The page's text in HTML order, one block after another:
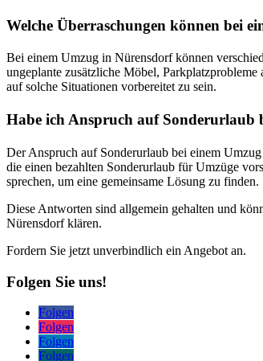
Welche Überraschungen können bei
Bei einem Umzug in Nürensdorf können
ungeplante zusätzliche Möbel,
auf solche Situationen vorbereitet zu sein.
Habe ich Anspruch auf Sonderurlaub
Der Anspruch auf Sonderurlaub bei einem
die einen bezahlten Sonderurlaub für Umzüge
sprechen, um eine gemeinsame Lösung zu finden.
Diese Antworten sind allgemein gehalten und
Nürensdorf klären.
Fordern Sie jetzt unverbindlich ein Angebot an.
Folgen Sie uns!
Folgen
Folgen
Folgen
Folgen